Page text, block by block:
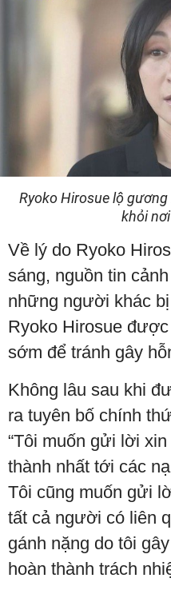
Ryoko Hirosue lộ
khỏi
Về lý do Ryoko
sáng, nguồn tin
những người khác
Ryoko Hirosue
sớm để tránh gây
Không lâu sau khi
ra tuyên bố chính
“Tôi muốn gửi lời
thành nhất tới các
Tôi cũng muốn gửi
tất cả người có liên
gánh nặng do tôi
hoàn thành trách